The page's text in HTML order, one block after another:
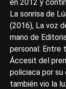
en 2012 y
La sonrisa de
(2016), La voz
mano de
personal: Entre
Áccesit del
policiaca por su
también vio la